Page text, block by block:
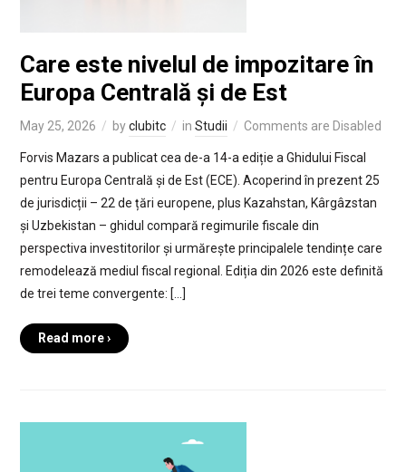
Care este nivelul de impozitare în
Europa Centrală și de Est
May 25, 2026 byclubitc in Studii Comments are Disabled
Forvis Mazars a publicat cea de-a 14-a ediție a Ghidului Fiscal
pentru Europa Centrală și de Est (ECE). Acoperind în prezent 25
de jurisdicții – 22 de țări europene, plus Kazahstan, Kârgâzstan
și Uzbekistan – ghidul compară regimurile fiscale din
perspectiva investitorilor și urmărește principalele tendințe care
remodelează mediul fiscal regional. Ediția din 2026 este definită
de trei teme convergente: […]
Read more ›